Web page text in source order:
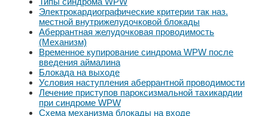
Электрокардиографические критерии так наз.
местной внутрижелудочковой блокады
Аберрантная желудочковая проводимость
(Механизм)
Временное купирование синдрома WPW после
введения аймалина
Блокада на выходе
Условия наступления аберрантной проводимости
Лечение приступов пароксизмальной тахикардии
при синдроме WPW
Схема механизма блокады на входе